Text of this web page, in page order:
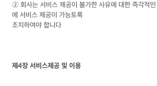
② 회사는 서비스 제공이 불가한 사유에 대한 즉각적
에 서비스 제공이 가능토록
조치하여야 합니다
제 4장 서비스제공 및 이용